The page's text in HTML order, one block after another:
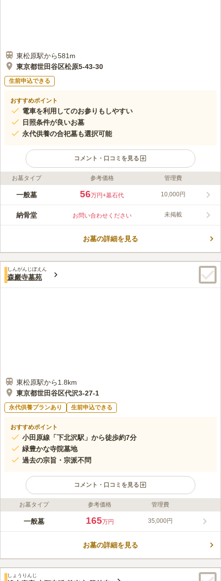
東松原駅から581m
東京都世田谷区松原5-43-30
生前申込できる
おすすめポイント
電車を利用してのお参りもしやすい
日照条件が良いお墓
永代供養の合祀墓も選択可能
コメント・口コミを見る
ライフドット編集部のコメント
正法寺の周辺には他に4つの寺院があることから、世田谷区の烏
寺町特有の落ち着いた時間が流れています。 本堂の外観はイン
ド様式になっており、屋根のアーチや全体が白く輝く美しい建物
割りなどをする行事も寺院で行われており、子ども達の元気な声
この霊園はまだ誰からも評価されていません。
お墓タイプ 参考価格 管理費
一般墓 56万円+墓石代 10,000円
納骨堂 お問い合わせください 未掲載
お墓の詳細を見る
しんがんじぼえん
森巖寺墓苑
東松原駅から1.8km
東京都世田谷区代沢3-27-1
永代供養プランあり 生前申込できる
おすすめポイント
小田原線「下北沢駅」から徒歩約7分
緑豊かな寺院墓地
過去の宗旨・宗派不問
コメント・口コミを見る
ライフドット編集部のコメント
小田原線「下北沢駅」から徒歩7分と歩いてお参りできる、森巖
苑の中は、全体的にフラットな作りでバリアフリー設計なので、
口コミ評価
この霊園はまだ誰からも評価されていません。
お墓タイプ 参考価格 管理費
一般墓 165万円 35,000円
お墓の詳細を見る
しょうりんじ